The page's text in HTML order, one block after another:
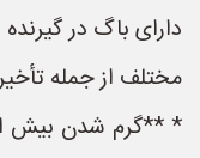
دارای باگ در
مختلف از جمله
* **گرم شدن بیش از